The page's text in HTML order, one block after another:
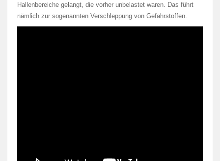
Hallenbereiche gelangt, die vorher unbelastet waren. Das führt
nämlich zur sogenannten Verschleppung von Gefahrstoffen.